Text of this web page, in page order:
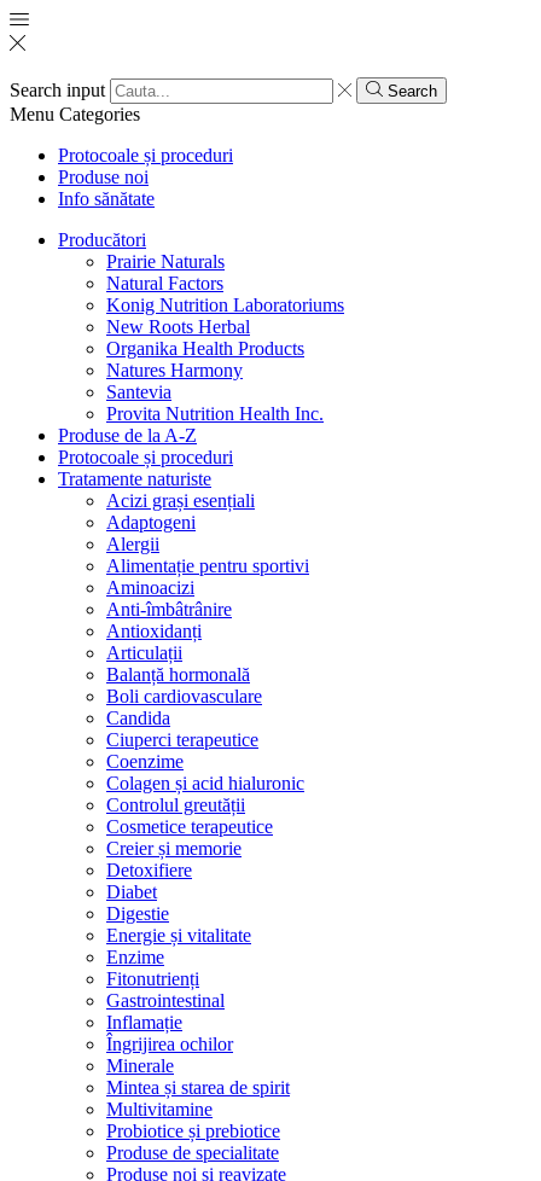
Search input Search
Menu Categories
Protocoale și proceduri
Produse noi
Info sănătate
Producători
Prairie Naturals
Natural Factors
Konig Nutrition Laboratoriums
New Roots Herbal
Organika Health Products
Natures Harmony
Santevia
Provita Nutrition Health Inc.
Produse de la A-Z
Protocoale și proceduri
Tratamente naturiste
Acizi grași esențiali
Adaptogeni
Alergii
Alimentație pentru sportivi
Aminoacizi
Anti-îmbâtrânire
Antioxidanți
Articulații
Balanță hormonală
Boli cardiovasculare
Candida
Ciuperci terapeutice
Coenzime
Colagen și acid hialuronic
Controlul greutății
Cosmetice terapeutice
Creier și memorie
Detoxifiere
Diabet
Digestie
Energie și vitalitate
Enzime
Fitonutrienți
Gastrointestinal
Inflamație
Îngrijirea ochilor
Minerale
Mintea și starea de spirit
Multivitamine
Probiotice și prebiotice
Produse de specialitate
Produse noi si reavizate